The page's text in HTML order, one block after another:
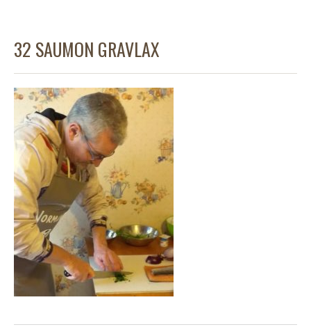
32 SAUMON GRAVLAX